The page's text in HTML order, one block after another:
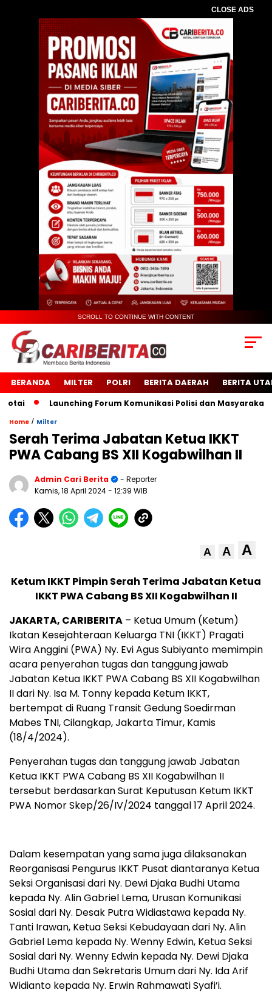
CLOSE ADS
SCROLL TO CONTINUE WITH CONTENT
BERANDA MILTER POLRI BERITA DAERAH BERITA
Launching Forum Komunikasi Polisi dan Masyarakat
Home / Milter
Serah Terima Jabatan Ketua IKKT
PWA Cabang BS XII Kogabwilhan II
Admin Cari Berita
- Reporter
Kamis, 18 April 2024- 12:39 WIB
A A A
Ketum IKKT Pimpin Serah Terima Jabatan Ketua
IKKT PWA Cabang BS XII Kogabwilhan II
JAKARTA, CARIBERITA – Ketua Umum (Ketum)
Ikatan Kesejahteraan Keluarga TNI (IKKT) Pragati
Wira Anggini (PWA) Ny. Evi Agus Subiyanto memimpin
acara penyerahan tugas dan tanggung jawab
Jabatan Ketua IKKT PWA Cabang BS XII Kogabwilhan
II dari Ny. Isa M. Tonny kepada Ketum IKKT,
bertempat di Ruang Transit Gedung Soedirman
Mabes TNI, Cilangkap, Jakarta Timur, Kamis
(18/4/2024).
Penyerahan tugas dan tanggung jawab Jabatan
Ketua IKKT PWA Cabang BS XII Kogabwilhan II
tersebut berdasarkan Surat Keputusan Ketum IKKT
PWA Nomor Skep/26/IV/2024 tanggal 17 April 2024.
Dalam kesempatan yang sama juga dilaksanakan
Reorganisasi Pengurus IKKT Pusat diantaranya Ketua
Seksi Organisasi dari Ny. Dewi Djaka Budhi Utama
kepada Ny. Alin Gabriel Lema, Urusan Komunikasi
Sosial dari Ny. Desak Putra Widiastawa kepada Ny.
Tanti Irawan, Ketua Seksi Kebudayaan dari Ny. Alin
Gabriel Lema kepada Ny. Wenny Edwin, Ketua Seksi
Sosial dari Ny. Wenny Edwin kepada Ny. Dewi Djaka
Budhi Utama dan Sekretaris Umum dari Ny. Ida Arif
Widianto kepada Ny. Erwin Rahmawati Syafi’i.